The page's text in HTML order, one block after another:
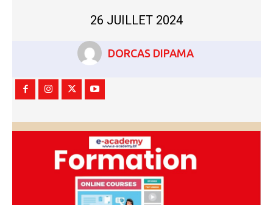
26 JUILLET 2024
DORCAS DIPAMA